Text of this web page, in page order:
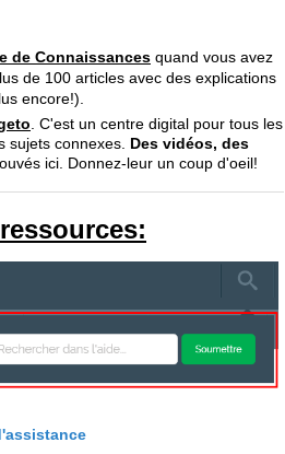
de Connaissances quand vous avez
de 100 articles avec des explications
encore!).
. C'est un centre digital pour tous les
sujets connexes. Des vidéos, des
ici. Donnez-leur un coup d'oeil!